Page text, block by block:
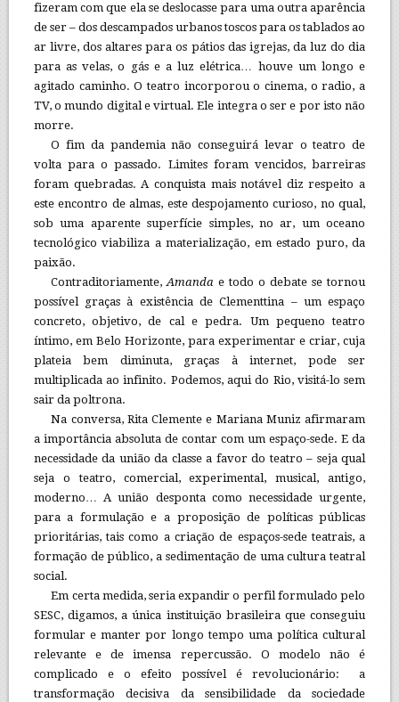
fizeram com que ela se deslocasse para uma outra aparência
de ser – dos descampados urbanos toscos para os tablados ao
ar livre, dos altares para os pátios das igrejas, da luz do dia
para as velas, o gás e a luz elétrica… houve um longo e
agitado caminho. O teatro incorporou o cinema, o radio, a
TV, o mundo digital e virtual. Ele integra o ser e por isto não
morre.
O fim da pandemia não conseguirá levar o teatro de
volta para o passado. Limites foram vencidos, barreiras
foram quebradas. A conquista mais notável diz respeito a
este encontro de almas, este despojamento curioso, no qual,
sob uma aparente superfície simples, no ar, um oceano
tecnológico viabiliza a materialização, em estado puro, da
paixão.
Contraditoriamente,Amanda e todo o debate se tornou
possível graças à existência de Clementtina – um espaço
concreto, objetivo, de cal e pedra. Um pequeno teatro
íntimo, em Belo Horizonte, para experimentar e criar, cuja
plateia bem diminuta, graças à internet, pode ser
multiplicada ao infinito. Podemos, aqui do Rio, visitá-lo sem
sair da poltrona.
Na conversa, Rita Clemente e Mariana Muniz afirmaram
a importância absoluta de contar com um espaço-sede. E da
necessidade da união da classe a favor do teatro – seja qual
seja o teatro, comercial, experimental, musical, antigo,
moderno… A união desponta como necessidade urgente,
para a formulação e a proposição de políticas públicas
prioritárias, tais como a criação de espaços-sede teatrais, a
formação de público, a sedimentação de uma cultura teatral
social.
Em certa medida, seria expandir o perfil formulado pelo
SESC, digamos, a única instituição brasileira que conseguiu
formular e manter por longo tempo uma política cultural
relevante e de imensa repercussão. O modelo não é
complicado e o efeito possível é revolucionário: a
transformação decisiva da sensibilidade da sociedade